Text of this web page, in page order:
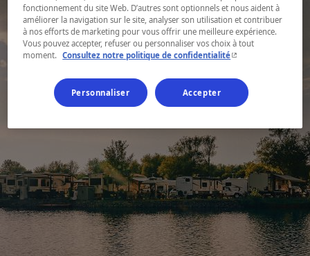
fonctionnement du site Web. D’autres sont optionnels et nous aident à
améliorer la navigation sur le site, analyser son utilisation et contribuer
à nos efforts de marketing pour vous offrir une meilleure expérience.
Vous pouvez accepter, refuser ou personnaliser vos choix à tout
moment.
Consultez notre politique de confidentialité- Cet hyperlien
Personnaliser Accepter